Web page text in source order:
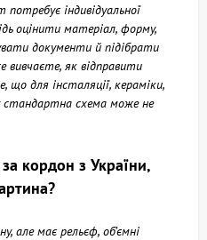
індивідуальної
оцінити матеріал, форму,
документи й підібрати
вивчаєте, як відправити
що для інсталяції, кераміки,
стандартна схема може не
кордон з України,
але має рельєф, об’ємні